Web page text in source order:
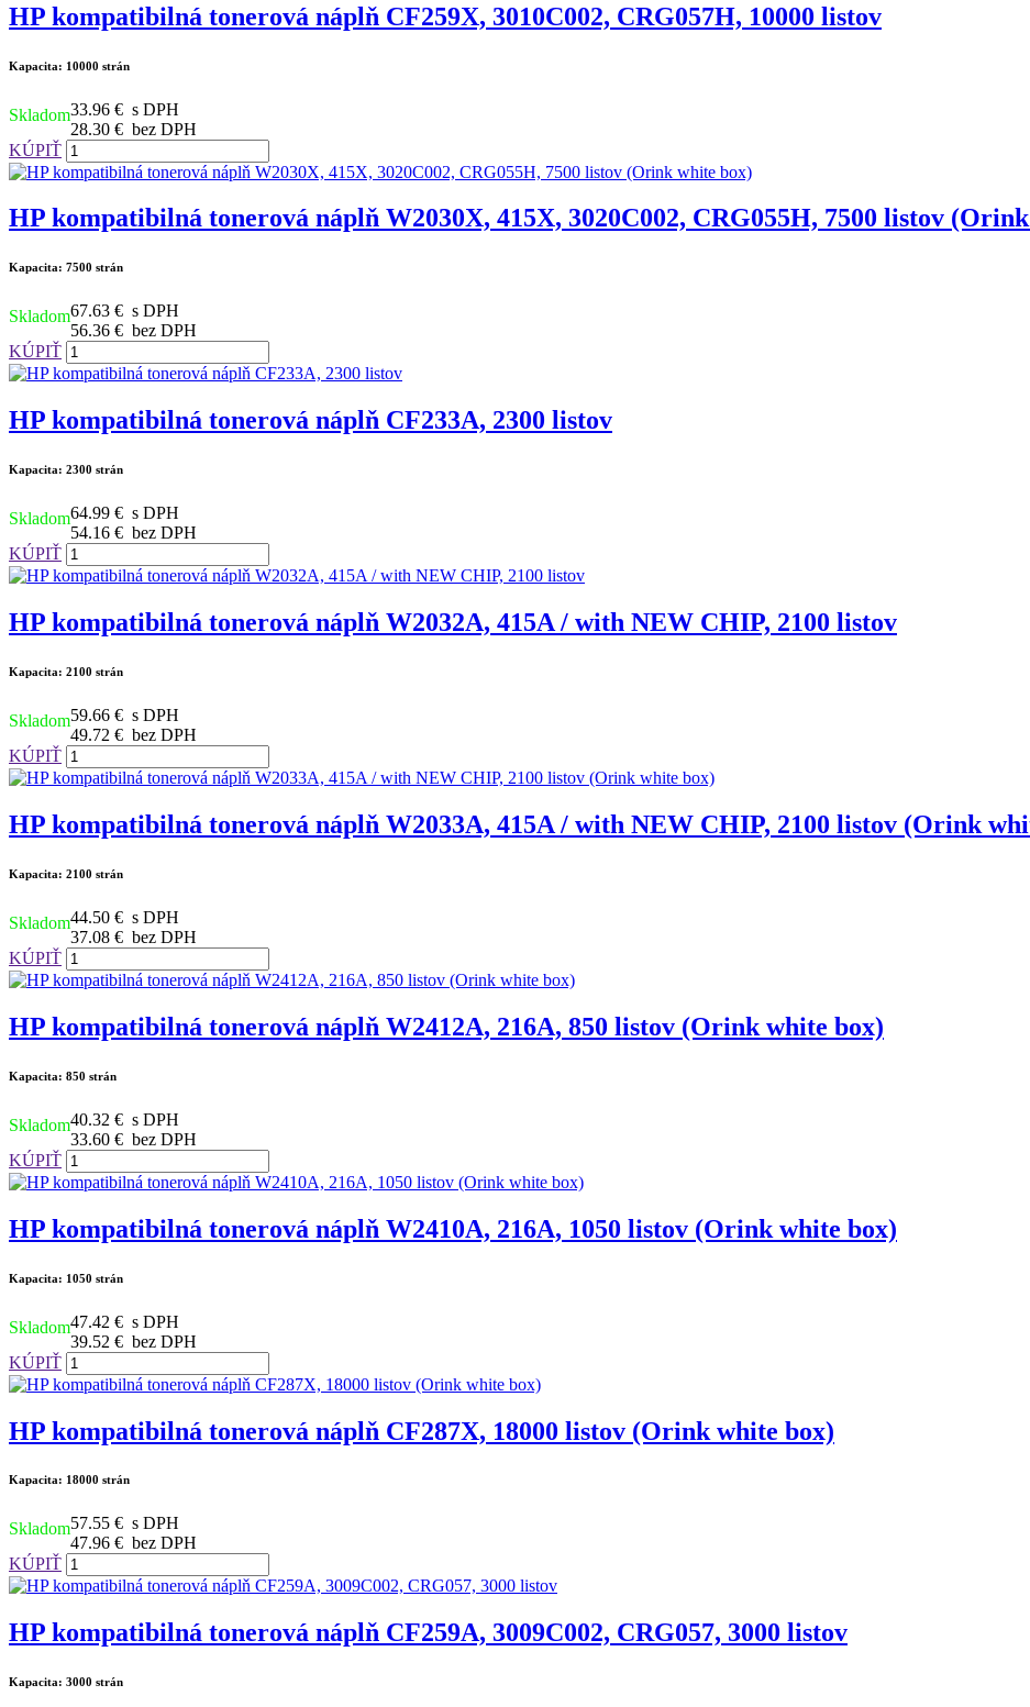
HP kompatibilná tonerová náplň CF259X, 3010C002, CRG057H, 10000 listov
Kapacita: 10000 strán
Skladom33.96 € s DPH
28.30 € bez DPH
KÚPIŤ
HP kompatibilná tonerová náplň W2030X, 415X, 3020C002, CRG055H, 7500 listov
Kapacita: 7500 strán
Skladom67.63 € s DPH
56.36 € bez DPH
KÚPIŤ
HP kompatibilná tonerová náplň CF233A, 2300 listov
Kapacita: 2300 strán
Skladom64.99 € s DPH
54.16 € bez DPH
KÚPIŤ
HP kompatibilná tonerová náplň W2032A, 415A / with NEW CHIP, 2100 listov
Kapacita: 2100 strán
Skladom59.66 € s DPH
49.72 € bez DPH
KÚPIŤ
HP kompatibilná tonerová náplň W2033A, 415A / with NEW CHIP, 2100 listov (Orink
Kapacita: 2100 strán
Skladom44.50 € s DPH
37.08 € bez DPH
KÚPIŤ
HP kompatibilná tonerová náplň W2412A, 216A, 850 listov (Orink white box)
Kapacita: 850 strán
Skladom40.32 € s DPH
33.60 € bez DPH
KÚPIŤ
HP kompatibilná tonerová náplň W2410A, 216A, 1050 listov (Orink white box)
Kapacita: 1050 strán
Skladom47.42 € s DPH
39.52 € bez DPH
KÚPIŤ
HP kompatibilná tonerová náplň CF287X, 18000 listov (Orink white box)
Kapacita: 18000 strán
Skladom57.55 € s DPH
47.96 € bez DPH
KÚPIŤ
HP kompatibilná tonerová náplň CF259A, 3009C002, CRG057, 3000 listov
Kapacita: 3000 strán